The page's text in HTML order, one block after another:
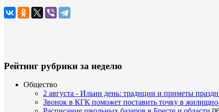
Рейтинг рубрики за неделю
Общество
2 августа - Ильин день: традиции и приметы
Звонок в КГК поможет поставить точку в